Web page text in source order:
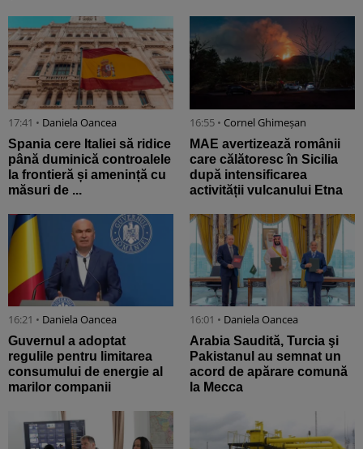
17:41 • Daniela Oancea
Spania cere Italiei să ridice
până duminică controalele
la frontieră și amenință cu
măsuri de ...
16:55 • Cornel Ghimeșan
MAE avertizează românii
care călătoresc în Sicilia
după intensificarea
activității vulcanului Etna
16:21 • Daniela Oancea
Guvernul a adoptat
regulile pentru limitarea
consumului de energie al
marilor companii
16:01 • Daniela Oancea
Arabia Saudită, Turcia şi
Pakistanul au semnat un
acord de apărare comună
la Mecca